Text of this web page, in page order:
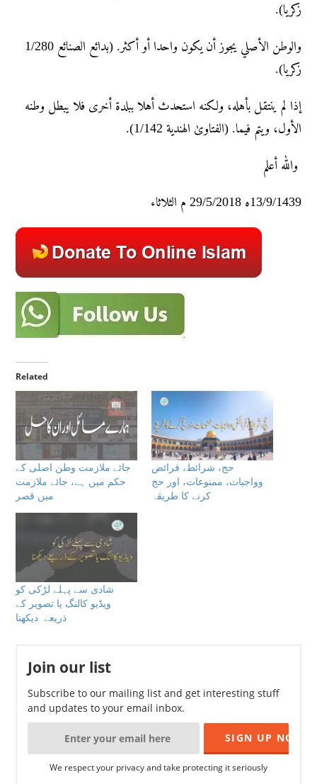
زکریا).
والوطن الأصلي یجوز أن یکون واحدا أو أکثر. (بدائع الصنائع 1/280
زکریا).
إذا لم ینتقل بأهله، ولکنه استحدث أهلا ببلدة أخری فلا یبطل وطنه
الأول، ویتم فیما. (الفتاویٰ الهندیة 1/142).
والله أعلم
13/9/1439ه 29/5/2018 م الثلاثاء
Related
جائے ملازمت وطن اصلی کے
حکم میں ہے، جائے ملازمت
میں قصر
حج، شرائط، فرائض
وواجبات، ممنوعات، اور حج
كرنے كا طريقہ
شادى سے پہلے لڑكى كو
ویڈیو کالنگ یا تصویر کے
ذریعے دیکھنا
Join our list
Subscribe to our mailing list and get interesting stuff
and updates to your email inbox.
We respect your privacy and take protecting it seriously